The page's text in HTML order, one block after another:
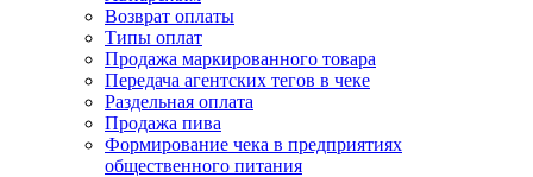
Возврат оплаты
Типы оплат
Продажа маркированного товара
Передача агентских тегов в чеке
Раздельная оплата
Продажа пива
Формирование чека в предприятиях
общественного питания